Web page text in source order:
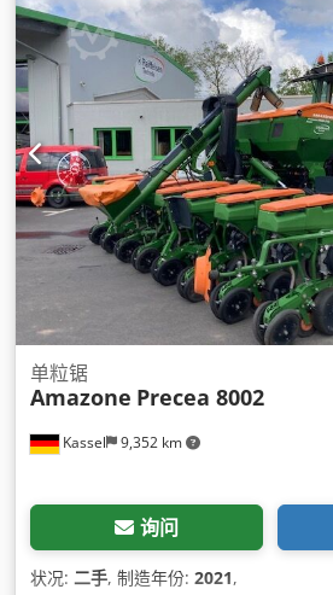
Kassel 9,352 km
单粒锯
Amazone Precea 8002
询问
状况: 二手, 制造年份: 2021,